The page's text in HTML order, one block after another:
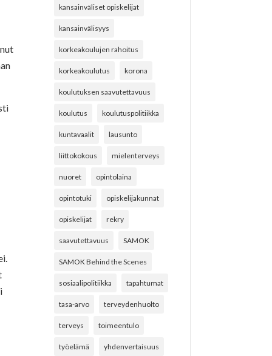
kansainväliset opiskelijat
kansainvälisyys
korkeakoulujen rahoitus
korkeakoulutus korona
koulutuksen saavutettavuus
koulutus koulutuspolitiikka
kuntavaalit lausunto
liittokokous mielenterveys
nuoret opintolaina
opintotuki opiskelijakunnat
opiskelijat rekry
saavutettavuus SAMOK
SAMOK Behind the Scenes
sosiaalipolitiikka tapahtumat
tasa-arvo terveydenhuolto
terveys toimeentulo
työelämä yhdenvertaisuus